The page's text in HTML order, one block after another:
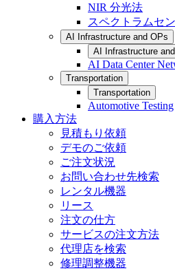
NIR 分光法
スペクトラムセ
AI Infrastructure and OPs
AI Infrastructure
AI Data Center
Transportation
Transportation
Automotive Testing
購入方法
見積もり依頼
デモのご依頼
ご注文状況
お問い合わせ先検索
レンタル機器
リース
注文の仕方
サービスの注文方法
代理店を検索
修理調整機器